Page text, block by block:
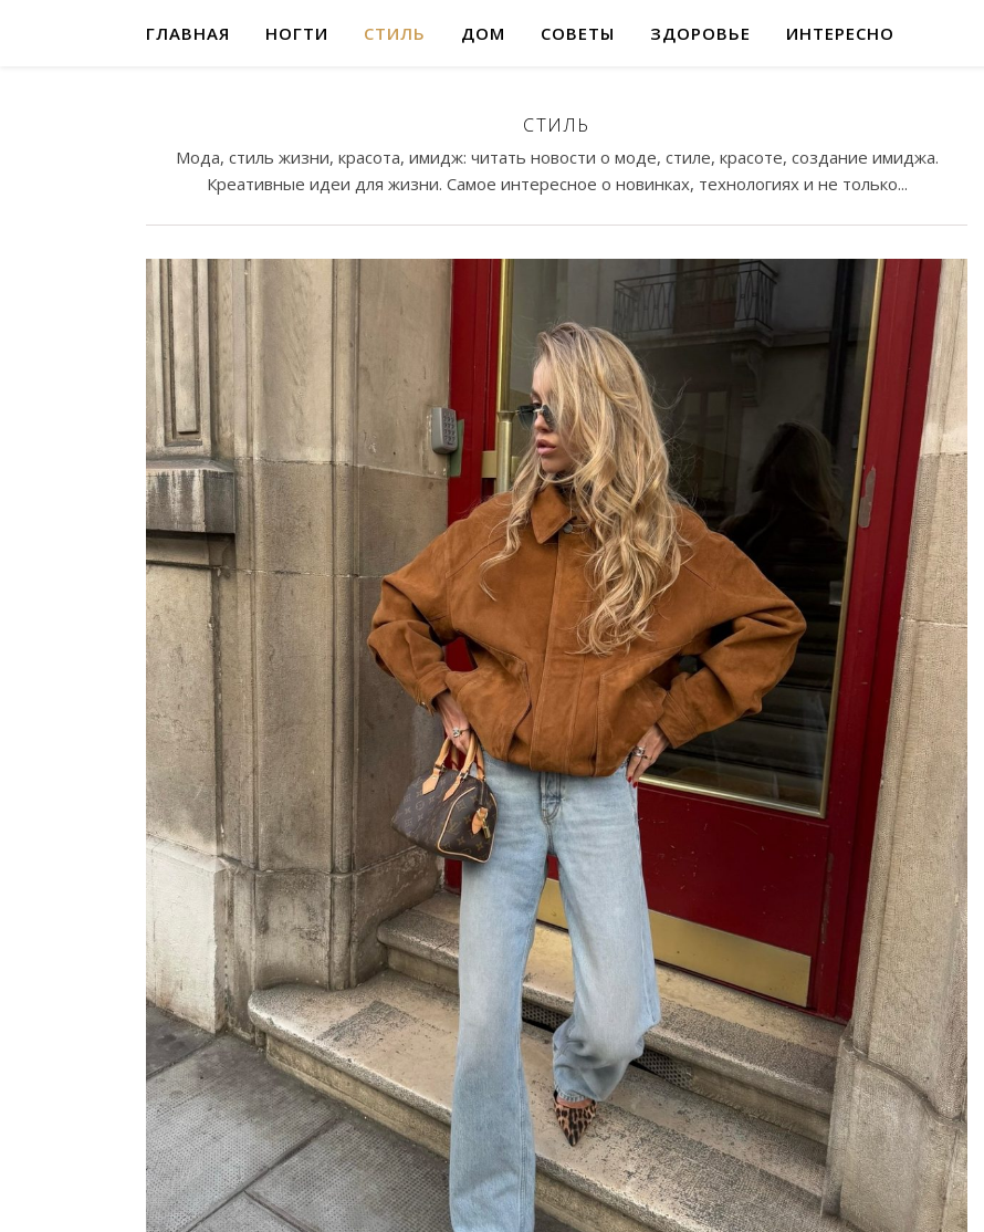
ГЛАВНАЯ НОГТИ СТИЛЬ ДОМ СОВЕТЫ ЗДОРОВЬЕ ИНТЕРЕСНО
СТИЛЬ
Мода, стиль жизни, красота, имидж: читать новости о моде, стиле, красоте, создание имиджа.
Креативные идеи для жизни. Самое интересное о новинках, технологиях и не только...